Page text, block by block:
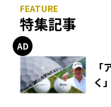
特集記事
く